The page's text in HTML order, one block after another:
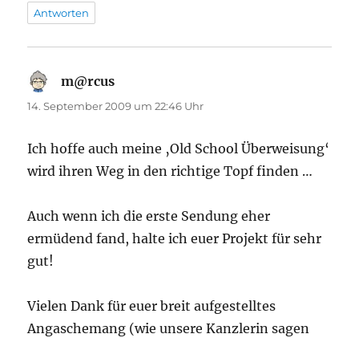
Antworten
m@rcus
14. September 2009 um 22:46 Uhr
Ich hoffe auch meine ‚Old School Überweisung‘
wird ihren Weg in den richtige Topf finden …
Auch wenn ich die erste Sendung eher
ermüdend fand, halte ich euer Projekt für sehr
gut!
Vielen Dank für euer breit aufgestelltes
Angaschemang (wie unsere Kanzlerin sagen